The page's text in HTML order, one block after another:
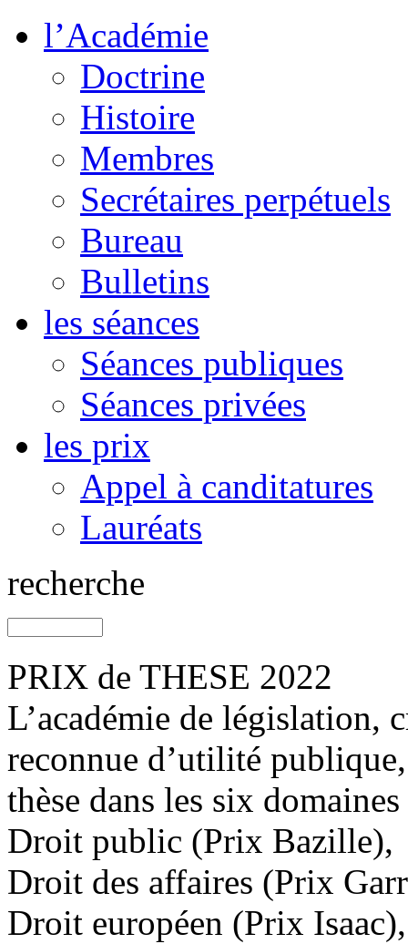
l’Académie
Doctrine
Histoire
Membres
Secrétaires perpétuels
Bureau
Bulletins
les séances
Séances publiques
Séances privées
les prix
Appel à canditatures
Lauréats
recherche
PRIX de THESE 2022
L’académie de législation,
reconnue d’utilité
thèse dans les six
Droit public (Prix Bazille),
Droit des affaires (Prix
Droit européen (Prix Isaac),